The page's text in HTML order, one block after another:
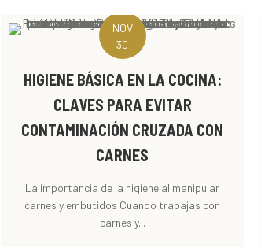
NOV
30
HIGIENE BÁSICA EN LA COCINA:
CLAVES PARA EVITAR
CONTAMINACIÓN CRUZADA CON
CARNES
La importancia de la higiene al manipular
carnes y embutidos Cuando trabajas con
carnes y...